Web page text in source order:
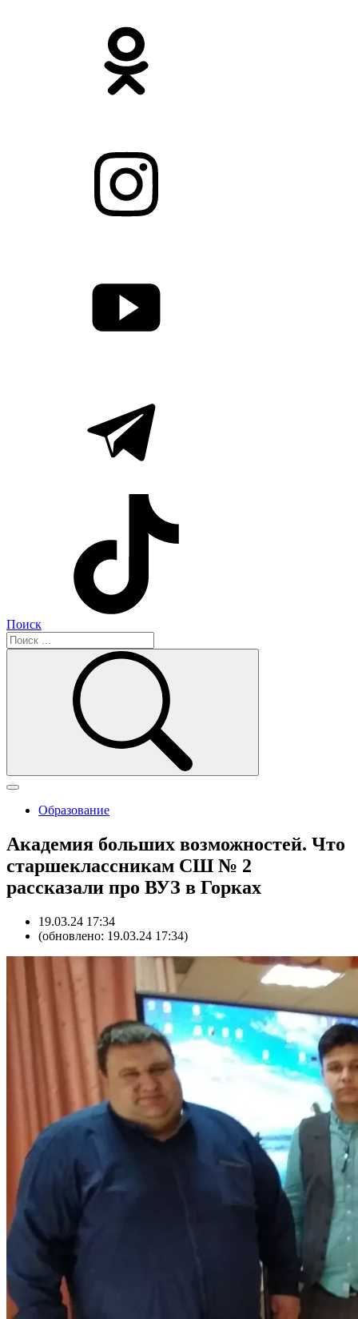
Поиск
Образование
Академия больших возможностей. Что
старшеклассникам СШ № 2
рассказали про ВУЗ в Горках
19.03.24 17:34
(обновлено: 19.03.24 17:34)